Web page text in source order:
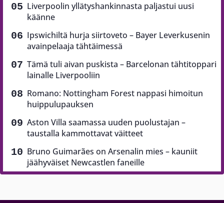
Liverpoolin yllätyshankinnasta paljastui uusi
käänne
Ipswichiltä hurja siirtoveto – Bayer Leverkusenin
avainpelaaja tähtäimessä
Tämä tuli aivan puskista – Barcelonan tähtitoppari
lainalle Liverpooliin
Romano: Nottingham Forest nappasi himoitun
huippulupauksen
Aston Villa saamassa uuden puolustajan –
taustalla kammottavat väitteet
Bruno Guimarães on Arsenalin mies – kauniit
jäähyväiset Newcastlen faneille